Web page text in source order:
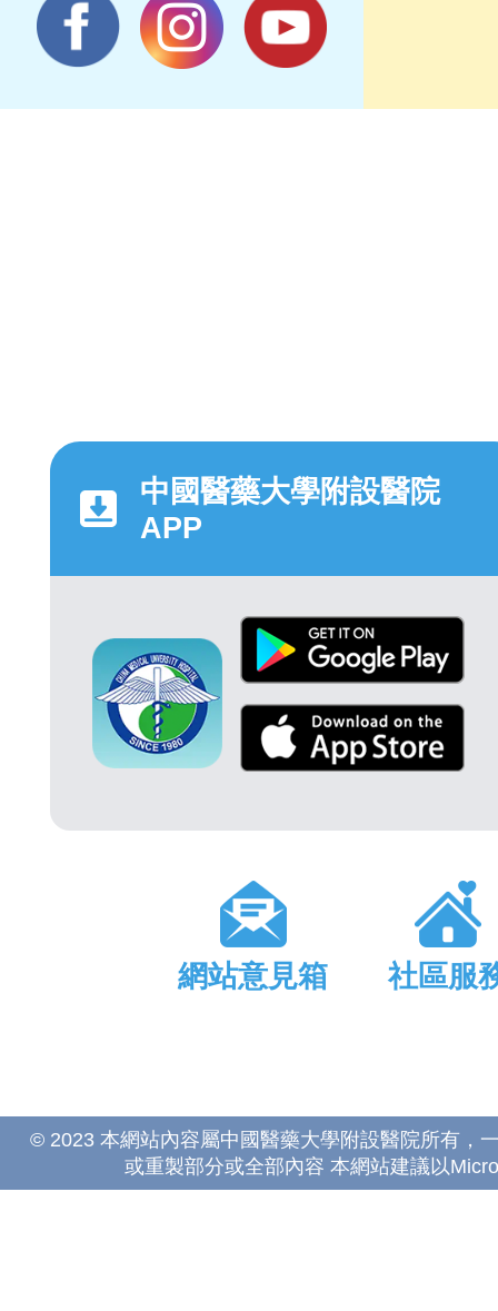
中國醫藥大學附設醫院
APP
網站意見箱 社區服
© 2023 本網站內容屬中國醫藥大學附設醫院所有，
或重製部分或全部內容 本網站建議以